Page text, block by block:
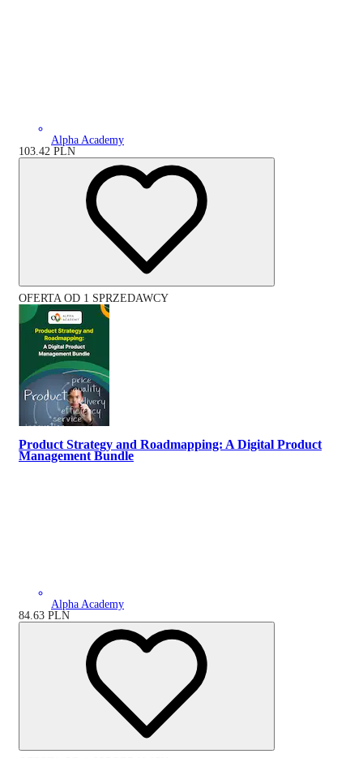
Alpha Academy
103.42 PLN
OFERTA OD 1 SPRZEDAWCY
Product Strategy and Roadmapping: A Digital Product
Management Bundle
Alpha Academy
84.63 PLN